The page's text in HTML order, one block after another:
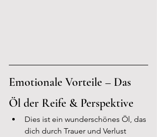
Emotionale Vorteile – Das
Öl der Reife & Perspektive
Dies ist ein wunderschönes Öl, das
dich durch Trauer und Verlust